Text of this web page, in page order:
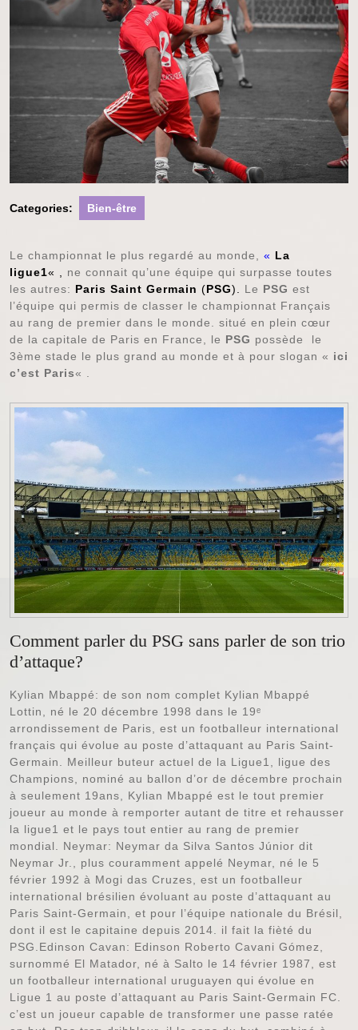
Categories: Bien-être
Le championnat le plus regardé au monde, « La
ligue1« , ne connait qu’une équipe qui surpasse toutes
les autres: Paris Saint Germain (PSG). Le PSG est
l’équipe qui permis de classer le championnat Français
au rang de premier dans le monde. situé en plein cœur
de la capitale de Paris en France, le PSG possède le
3ème stade le plus grand au monde et à pour slogan « ici
c’est Paris« .
Comment parler du PSG sans parler de son trio
d’attaque?
Kylian Mbappé: de son nom complet Kylian Mbappé
Lottin, né le 20 décembre 1998 dans le 19ᵉ
arrondissement de Paris, est un footballeur international
français qui évolue au poste d’attaquant au Paris Saint-
Germain. Meilleur buteur actuel de la Ligue1, ligue des
Champions, nominé au ballon d’or de décembre prochain
à seulement 19ans, Kylian Mbappé est le tout premier
joueur au monde à remporter autant de titre et rehausser
la ligue1 et le pays tout entier au rang de premier
mondial. Neymar: Neymar da Silva Santos Júnior dit
Neymar Jr., plus couramment appelé Neymar, né le 5
février 1992 à Mogi das Cruzes, est un footballeur
international brésilien évoluant au poste d’attaquant au
Paris Saint-Germain, et pour l’équipe nationale du Brésil,
dont il est le capitaine depuis 2014. il fait la fièté du
PSG.Edinson Cavan: Edinson Roberto Cavani Gómez,
surnommé El Matador, né à Salto le 14 février 1987, est
un footballeur international uruguayen qui évolue en
Ligue 1 au poste d’attaquant au Paris Saint-Germain FC.
c’est un joueur capable de transformer une passe ratée